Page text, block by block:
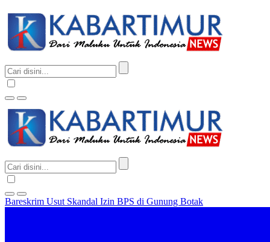
Bareskrim Usut Skandal Izin BPS di Gunung Botak